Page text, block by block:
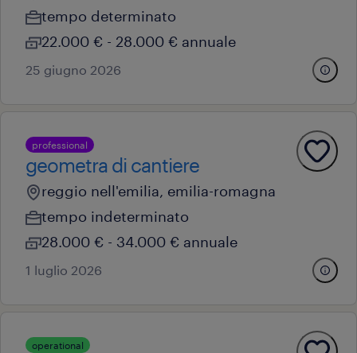
tempo determinato
22.000 € - 28.000 € annuale
25 giugno 2026
professional
geometra di cantiere
reggio nell'emilia, emilia-romagna
tempo indeterminato
28.000 € - 34.000 € annuale
1 luglio 2026
operational